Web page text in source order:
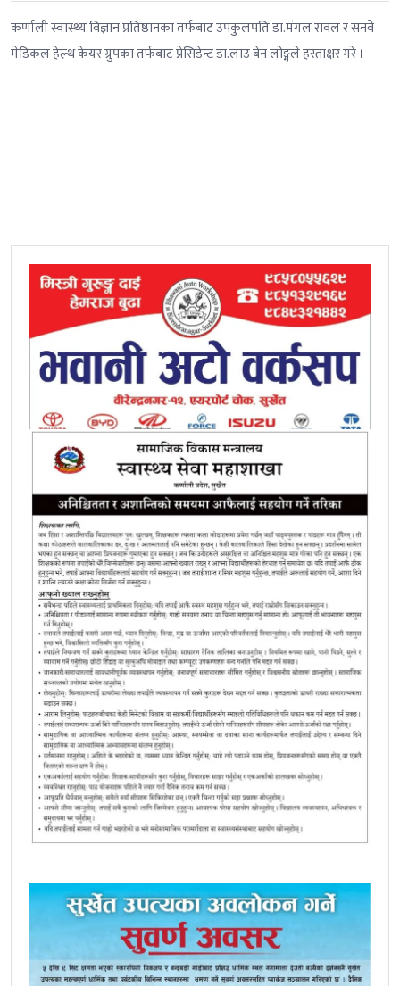
कर्णाली स्वास्थ्य विज्ञान प्रतिष्ठानका तर्फबाट उपकुलपति डा.मंगल रावल र सनवे
मेडिकल हेल्थ केयर ग्रुपका तर्फबाट प्रेसिडेन्ट डा.लाउ बेन लोङ्गले हस्ताक्षर गरे ।